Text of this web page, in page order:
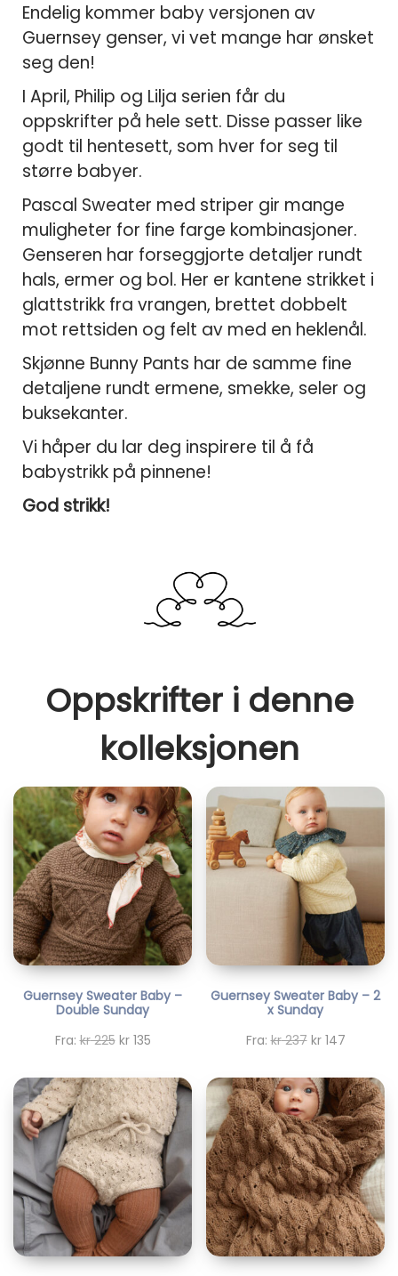
Endelig kommer baby versjonen av
Guernsey genser, vi vet mange har ønsket
seg den!
I April, Philip og Lilja serien får du
oppskrifter på hele sett. Disse passer like
godt til hentesett, som hver for seg til
større babyer.
Pascal Sweater med striper gir mange
muligheter for fine farge kombinasjoner.
Genseren har forseggjorte detaljer rundt
hals, ermer og bol. Her er kantene strikket i
glattstrikk fra vrangen, brettet dobbelt
mot rettsiden og felt av med en heklenål.
Skjønne Bunny Pants har de samme fine
detaljene rundt ermene, smekke, seler og
buksekanter.
Vi håper du lar deg inspirere til å få
babystrikk på pinnene!
God strikk!
Oppskrifter i denne
kolleksjonen
Guernsey Sweater Baby –
Double Sunday
Fra:kr225 O
p
r
i
n
n
e
i
kr135N
v
æ
r
e
n
d
e
p
Guernsey Sweater Baby – 2
x Sunday
Fra:kr237 O
p
r
i
n
n
e
l
i
kr147N
v
æ
r
e
n
d
e
p